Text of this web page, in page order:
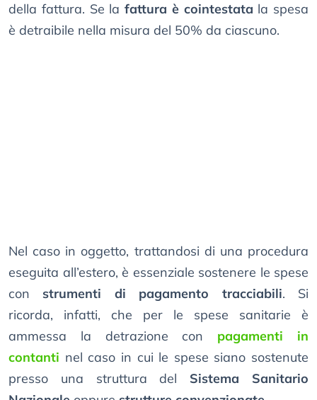
della fattura. Se la fattura è cointestata la spesa
è detraibile nella misura del 50% da ciascuno.
Nel caso in oggetto, trattandosi di una procedura
eseguita all’estero, è essenziale sostenere le spese
con strumenti di pagamento tracciabili. Si
ricorda, infatti, che per le spese sanitarie è
ammessa la detrazione con pagamenti in
contanti nel caso in cui le spese siano sostenute
presso una struttura del Sistema Sanitario